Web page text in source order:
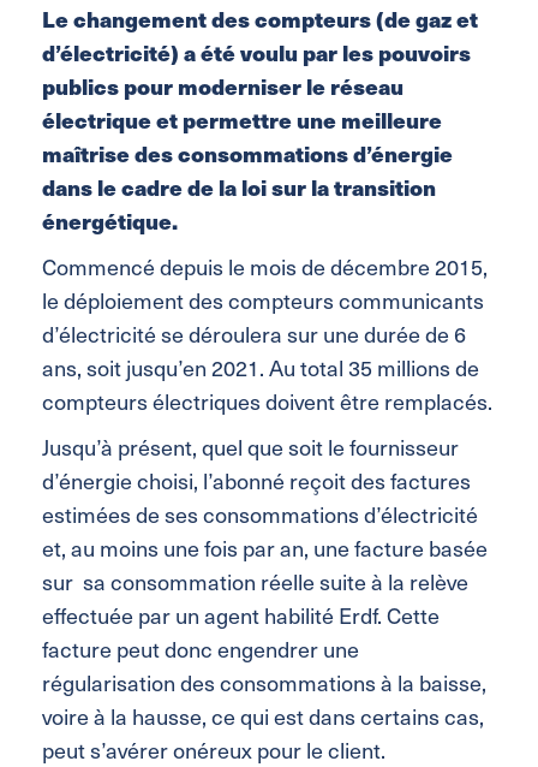
Le changement des compteurs (de gaz et
d’électricité) a été voulu par les pouvoirs
publics pour moderniser le réseau
électrique et permettre une meilleure
maîtrise des consommations d’énergie
dans le cadre de la loi sur la transition
énergétique.
Commencé depuis le mois de décembre 2015,
le déploiement des compteurs communicants
d’électricité se déroulera sur une durée de 6
ans, soit jusqu’en 2021. Au total 35 millions de
compteurs électriques doivent être remplacés.
Jusqu’à présent, quel que soit le fournisseur
d’énergie choisi, l’abonné reçoit des factures
estimées de ses consommations d’électricité
et, au moins une fois par an, une facture basée
sur sa consommation réelle suite à la relève
effectuée par un agent habilité Erdf. Cette
facture peut donc engendrer une
régularisation des consommations à la baisse,
voire à la hausse, ce qui est dans certains cas,
peut s’avérer onéreux pour le client.